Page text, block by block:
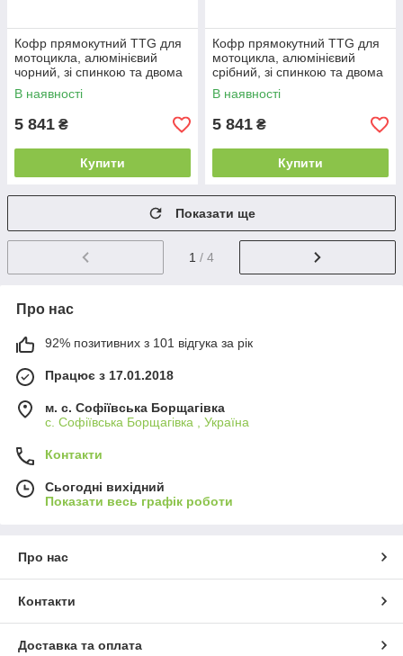
Кофр прямокутний TTG для
мотоцикла, алюмінієвий
чорний, зі спинкою та двома
замками 45 л
В наявності
5 841 ₴
Купити
Кофр прямокутний TTG для
мотоцикла, алюмінієвий
срібний, зі спинкою та двома
замками, 45 л
В наявності
5 841 ₴
Купити
Показати ще
1 / 4
Про нас
92% позитивних з 101 відгука за рік
Працює з 17.01.2018
м. c. Софіївська Борщагівка
c. Софіївська Борщагівка , Україна
Контакти
Сьогодні вихідний
Показати весь графік роботи
Про нас
Контакти
Доставка та оплата